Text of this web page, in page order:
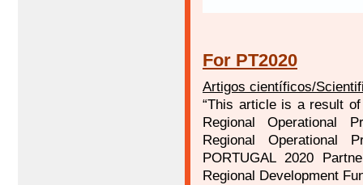
For PT2020
Artigos científicos/
“This article is a result
Regional Operational
Regional Operational
PORTUGAL 2020
Regional Development